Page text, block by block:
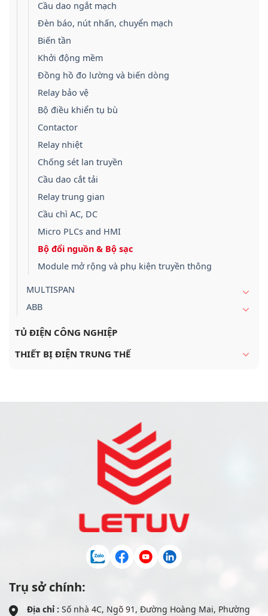
Cầu dao ngắt mạch
Đèn báo, nút nhấn, chuyển mạch
Biến tần
Khởi động mềm
Đồng hồ đo lường và biến dòng
Relay bảo vệ
Bộ điều khiển tụ bù
Contactor
Relay nhiệt
Chống sét lan truyền
Cầu dao cắt tải
Relay trung gian
Cầu chì AC, DC
Micro PLCs and HMI
Bộ đổi nguồn & Bộ sạc
Module mở rộng và phụ kiện truyền thông
MULTISPAN
ABB
TỦ ĐIỆN CÔNG NGHIỆP
THIẾT BỊ ĐIỆN TRUNG THẾ
Trụ sở chính:
Địa chỉ : Số nhà 4C, Ngõ 91, Đường Hoàng Mai, Phường